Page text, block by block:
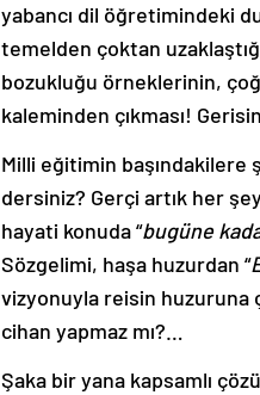
yabancı dil öğretimindeki
temelden çoktan
bozukluğu örneklerinin,
kaleminden çıkması!
Milli eğitimin
dersiniz? Gerçi artık her
hayati konuda “bugüne
Sözgelimi, haşa huzurdan “
vizyonuyla reisin huzuruna
cihan yapmaz mı?…
Şaka bir yana kapsamlı